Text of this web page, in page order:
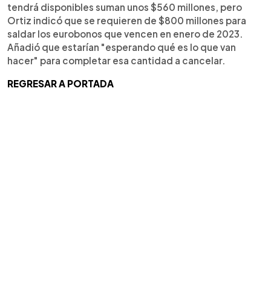
tendrá disponibles suman unos $560 millones, pero
Ortiz indicó que se requieren de $800 millones para
saldar los eurobonos que vencen en enero de 2023.
Añadió que estarían "esperando qué es lo que van
hacer" para completar esa cantidad a cancelar.
REGRESAR A PORTADA